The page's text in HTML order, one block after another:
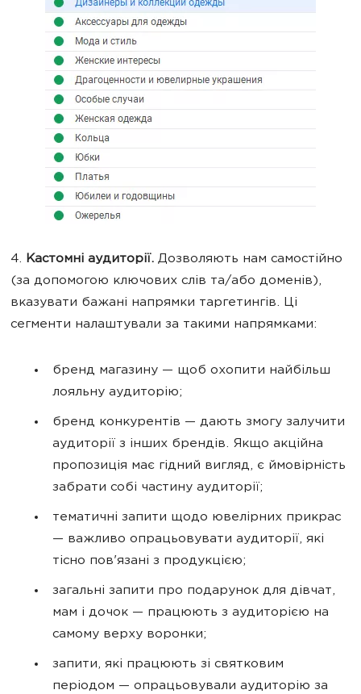
4. Кастомні аудиторії. Дозволяють нам самостійно
(за допомогою ключових слів та/або доменів),
вказувати бажані напрямки таргетингів. Ці
сегменти налаштували за такими напрямками:
бренд магазину — щоб охопити найбільш
лояльну аудиторію;
бренд конкурентів — дають змогу залучити
аудиторії з інших брендів. Якщо акційна
пропозиція має гідний вигляд, є ймовірність
забрати собі частину аудиторії;
тематичні запити щодо ювелірних прикрас
— важливо опрацьовувати аудиторії, які
тісно пов'язані з продукцією;
загальні запити про подарунок для дівчат,
мам і дочок — працюють з аудиторією на
самому верху воронки;
запити, які працюють зі святковим
періодом — опрацьовували аудиторію за